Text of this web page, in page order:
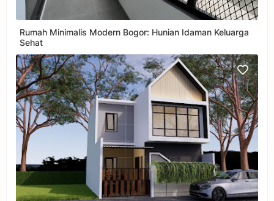
Rumah Minimalis Modern Bogor: Hunian Idaman Keluarga
Sehat